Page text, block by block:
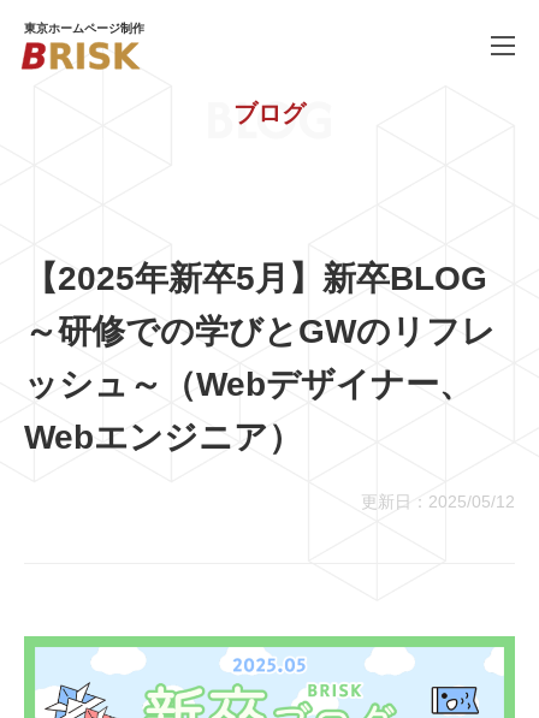
東京ホームページ制作
COMPANY
BLOG
RECRUIT 採用情報
03-6659-5220
ブログ
BLOG
【2025年新卒5月】新卒BLOG
～研修での学びとGWのリフレ
ッシュ～（Webデザイナー、
Webエンジニア）
更新日：2025/05/12